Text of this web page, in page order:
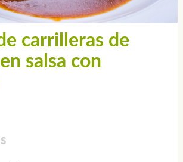
carrilleras de
salsa con